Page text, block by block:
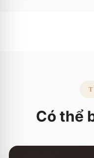
Có thể